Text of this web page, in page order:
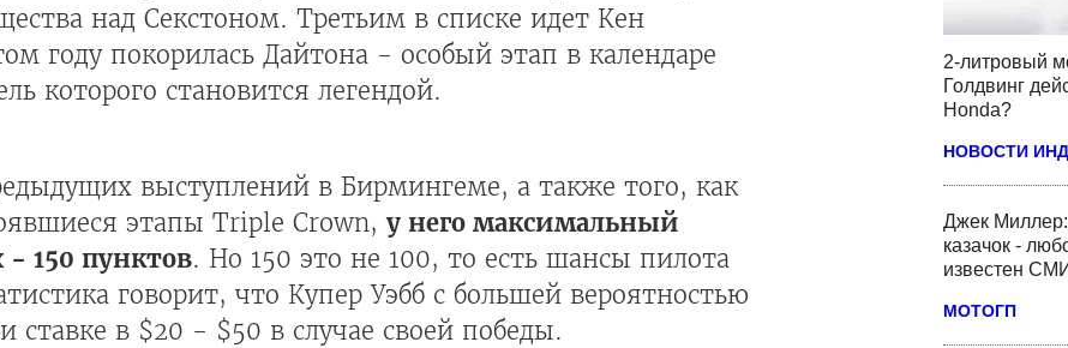
2-литровый
Голдвинг
Honda?
НОВОСТИ
Джек Миллер:
казачок -
известен
МОТОГП
над Секстоном. Третьим в списке идет Кен
году покорилась Дайтона - особый этап в календаре
которого становится легендой.
выступлений в Бирмингеме, а также того, как
этапы Triple Crown, у него максимальный
- 150 пунктов. Но 150 это не 100, то есть шансы пилота
говорит, что Купер Уэбб с большей вероятностью
ставке в $20 - $50 в случае своей победы.